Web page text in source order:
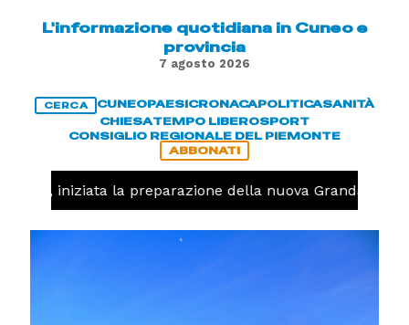
L'informazione quotidiana in Cuneo e
provincia
7 agosto 2026
CERCA CUNEOPAESICRONACAPOLITICASANITÀ
CHIESATEMPO LIBEROSPORT
CONSIGLIO REGIONALE DEL PIEMONTE
ABBONATI
iniziata la preparazione della nuova Granda Volley